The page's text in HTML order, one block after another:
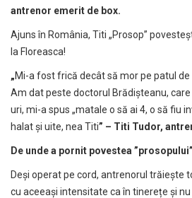
antrenor emerit de box.
Ajuns în România, Titi „Prosop”
la Floreasca!
„Mi-a fost frică decât să mor pe patul de
Am dat peste doctorul Brădișteanu,
uri, mi-a spus „matale o să ai 4, o să fiu
halat și uite, nea Titi” – Titi Tudor,
De unde a pornit povestea ”prosopului”
Deși operat pe cord, antrenorul trăiește
cu aceeași intensitate ca în tinerețe și